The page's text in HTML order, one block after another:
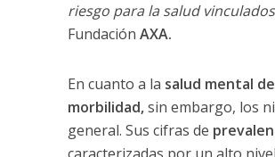
riesgo para la salud
Fundación AXA.
En cuanto a la salud mental
morbilidad,sin embargo, los
general. Sus cifras de